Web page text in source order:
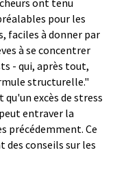
ont tenu
pour les
faciles à donner par
à se concentrer
- qui, après tout,
structurelle."
excès de stress
entraver la
précédemment. Ce
conseils sur les